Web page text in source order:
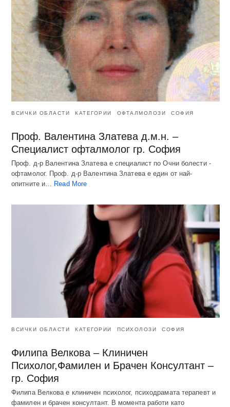
ВСИЧКИ ОБЛАСТИ КАТЕГОРИИ ОФТАЛМОЛОЗИ СОФИЯ
Проф. Валентина Златева д.м.н. –
Специалист офталмолог гр. София
Проф. д-р Валентина Златева е специалист по Очни болести -
офтамолог. Проф. д-р Валентина Златева е един от най-
опитните и… Read More
ВСИЧКИ ОБЛАСТИ КАТЕГОРИИ ПСИХОЛОЗИ СОФИЯ
Филипа Велкова – Клиничен
Психолог,Фамилен и Брачен Консултант –
гр. София
Филипа Велкова е клиничен психолог, психодрамата терапевт и
фамилен и брачен консултант. В момента работи като